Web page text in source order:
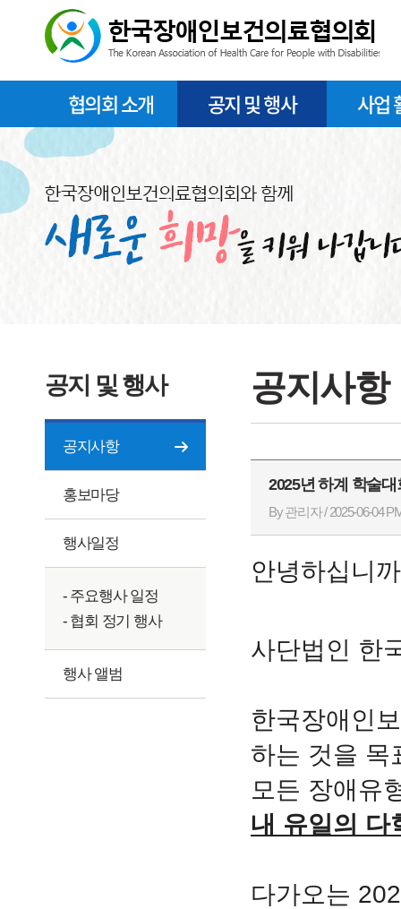
협의회 소개 공지 및 행사 사업
공지 및 행사
공지사항
홍보마당
행사일정
- 주요행사 일정
- 협회 정기 행사
행사 앨범
공지사항
2025년 하계 학술
By 관리자 / 2025-06-04
안녕하십니
사단법인 한
한국장애인
하는 것을 목
모든 장애유
내 유일의 다
다가오는